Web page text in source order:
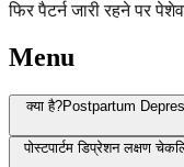
फिर पैटर्न जारी रहने पर
Menu
क्या है?Postpartum
पोस्टपार्टम डिप्रेशन लक्षण